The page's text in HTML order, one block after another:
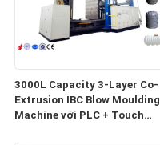
3000L Capacity 3-Layer Co-
Extrusion IBC Blow Moulding
Machine với PLC + Touch